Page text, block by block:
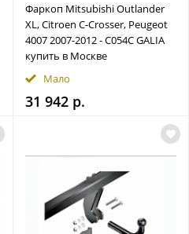
Фаркоп Mitsubishi Outlander
XL, Citroen C-Crosser, Peugeot
4007 2007-2012 - C054C GALIA
купить в Москве
Мало
31 942 р.